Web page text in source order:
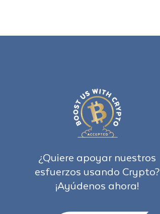
¿Quiere apoyar nuestros
esfuerzos usando Crypto?
¡Ayúdenos ahora!